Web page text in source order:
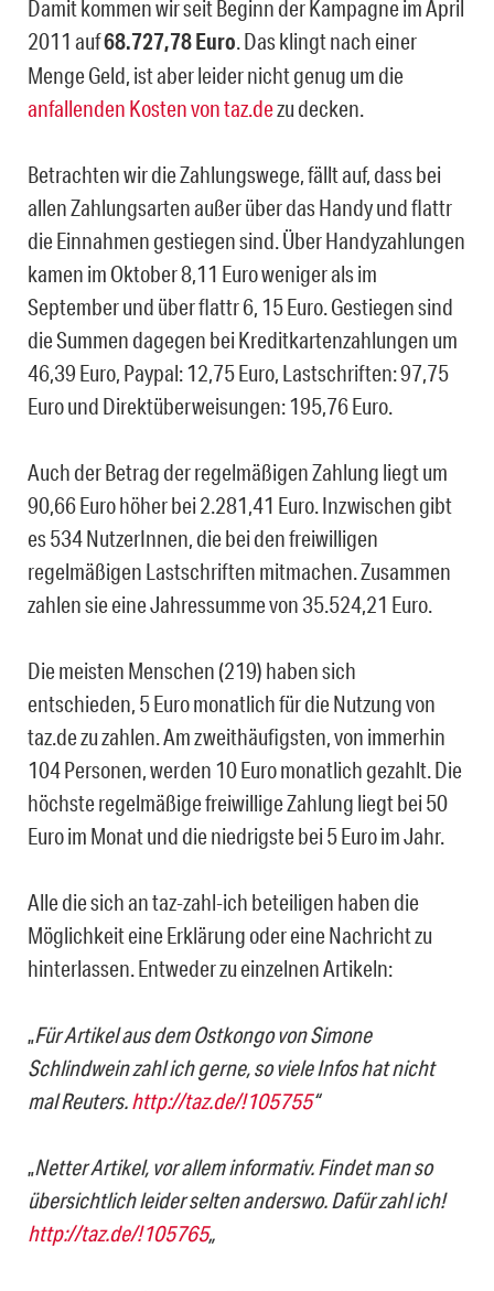
Damit kommen wir seit Beginn der Kampagne im April
2011 auf68.727,78 Euro. Das klingt nach einer
Menge Geld, ist aber leider nicht genug um die
anfallenden Kosten von taz.dezu decken.
Betrachten wir die Zahlungswege, fällt auf, dass bei
allen Zahlungsarten außer über das Handy und flattr
die Einnahmen gestiegen sind. Über Handyzahlungen
kamen im Oktober 8,11 Euro weniger als im
September und über flattr 6, 15 Euro. Gestiegen sind
die Summen dagegen bei Kreditkartenzahlungen um
46,39 Euro, Paypal: 12,75 Euro, Lastschriften: 97,75
Euro und Direktüberweisungen: 195,76 Euro.
Auch der Betrag der regelmäßigen Zahlung liegt um
90,66 Euro höher bei 2.281,41 Euro. Inzwischen gibt
es 534 NutzerInnen, die bei den freiwilligen
regelmäßigen Lastschriften mitmachen. Zusammen
zahlen sie eine Jahressumme von 35.524,21 Euro.
Die meisten Menschen (219) haben sich
entschieden, 5 Euro monatlich für die Nutzung von
taz.de zu zahlen. Am zweithäufigsten, von immerhin
104 Personen, werden 10 Euro monatlich gezahlt. Die
höchste regelmäßige freiwillige Zahlung liegt bei 50
Euro im Monat und die niedrigste bei 5 Euro im Jahr.
Alle die sich an taz-zahl-ich beteiligen haben die
Möglichkeit eine Erklärung oder eine Nachricht zu
hinterlassen. Entweder zu einzelnen Artikeln:
„Für Artikel aus dem Ostkongo von Simone
Schlindwein zahl ich gerne, so viele Infos hat nicht
mal Reuters.http://taz.de/!105755“
„Netter Artikel, vor allem informativ. Findet man so
übersichtlich leider selten anderswo. Dafür zahl ich!
http://taz.de/!105765„